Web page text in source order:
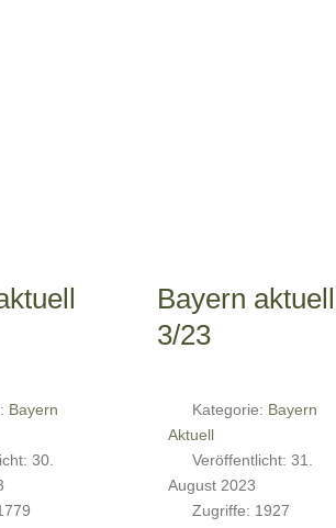
Bayern
30.
Bayern aktuell
3/23
Kategorie: Bayern
Aktuell
Veröffentlicht: 31.
August 2023
Zugriffe: 1927